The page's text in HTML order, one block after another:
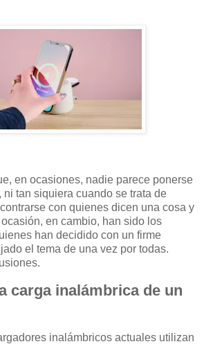
en ocasiones, nadie parece ponerse
ni tan siquiera cuando se trata de
con quienes dicen una cosa y
en cambio, han sido los
han decidido con un firme
el tema de una vez por todas.
carga inalámbrica de un
inalámbricos actuales utilizan